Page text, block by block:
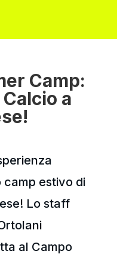
Camp:
a
estivo di
Lo staff
al Campo